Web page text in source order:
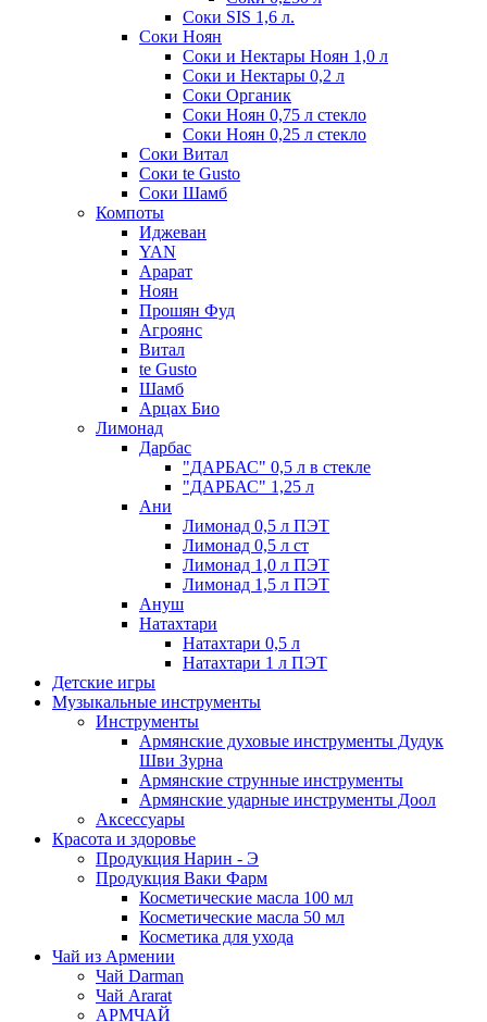
Соки SIS 1,6 л.
Соки Ноян
Соки и Нектары Ноян 1,0 л
Соки и Нектары 0,2 л
Соки Органик
Соки Ноян 0,75 л стекло
Соки Ноян 0,25 л стекло
Соки Витал
Соки te Gusto
Соки Шамб
Компоты
Иджеван
YAN
Арарат
Ноян
Прошян Фуд
Агроянс
Витал
te Gusto
Шамб
Арцах Био
Лимонад
Дарбас
"ДАРБАС" 0,5 л в стекле
"ДАРБАС" 1,25 л
Ани
Лимонад 0,5 л ПЭТ
Лимонад 0,5 л ст
Лимонад 1,0 л ПЭТ
Лимонад 1,5 л ПЭТ
Ануш
Натахтари
Натахтари 0,5 л
Натахтари 1 л ПЭТ
Детские игры
Музыкальные инструменты
Инструменты
Армянские духовые инструменты Дудук
Шви Зурна
Армянские струнные инструменты
Армянские ударные инструменты Доол
Аксессуары
Красота и здоровье
Продукция Нарин - Э
Продукция Ваки Фарм
Косметические масла 100 мл
Косметические масла 50 мл
Косметика для ухода
Чай из Армении
Чай Darman
Чай Ararat
АРМЧАЙ